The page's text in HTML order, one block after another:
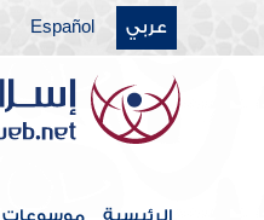
عربي Español